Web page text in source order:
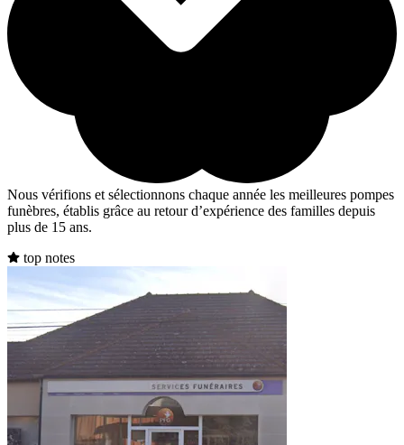
Nous vérifions et sélectionnons chaque année les meilleures pompes
funèbres, établis grâce au retour d’expérience des familles depuis
plus de 15 ans.
top notes